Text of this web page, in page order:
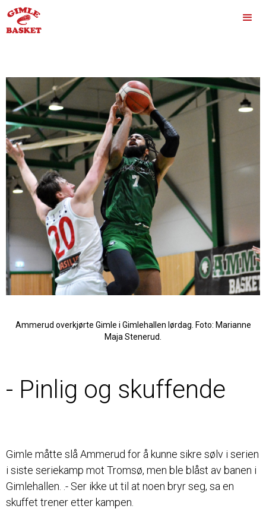
- Pinlig og skuffende
Gimle måtte slå Ammerud for å kunne sikre sølv i serien
i siste seriekamp mot Tromsø, men ble blåst av banen i
Gimlehallen. .- Ser ikke ut til at noen bryr seg, sa en
skuffet trener etter kampen.
Ammerud overkjørte Gimle i Gimlehallen lørdag. Foto: Marianne
Maja Stenerud.